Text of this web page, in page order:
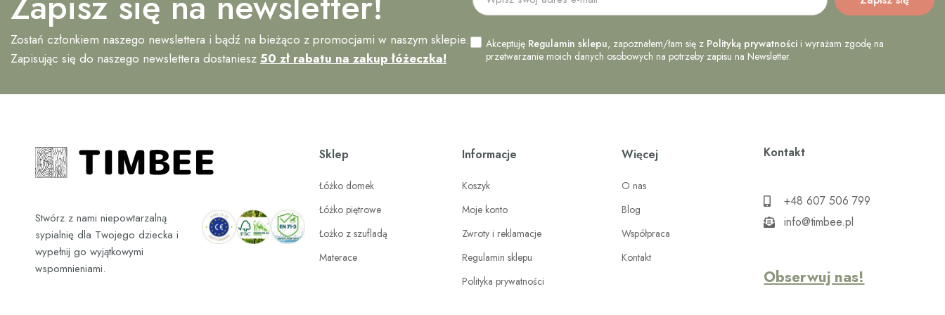
Zostań członkiem naszego newslettera i bądź na bieżąco z promocjami w naszym sklepie.
Zapisując się do naszego newslettera dostaniesz 50 zł rabatu na zakup łóżeczka!
Akceptuję Regulamin sklepu, zapoznałem/łam się z Polityką prywatnościi wyrażam zgodę na
przetwarzanie moich danych osobowych na potrzeby zapisu na Newsletter.
Stwórz z nami niepowtarzalną
sypialnię dla Twojego dziecka i
wypełnij go wyjątkowymi
wspomnieniami.
Sklep
Łóżko domek
Łóżko piętrowe
Łożko z szufladą
Materace
Informacje
Koszyk
Moje konto
Zwroty i reklamacje
Regulamin sklepu
Polityka prywatności
Więcej
O nas
Blog
Współpraca
Kontakt
Kontakt
+48 607 506 799
info@timbee.pl
Obserwuj nas!